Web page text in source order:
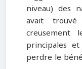
niveau) des
avait
creusement
principales
perdre le